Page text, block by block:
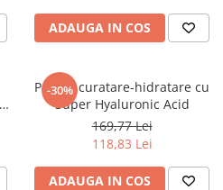
ADAUGA IN COS
-30%
Pachet curatare-hidratare cu
Super Hyaluronic Acid
169,77 Lei
118,83 Lei
ADAUGA IN COS